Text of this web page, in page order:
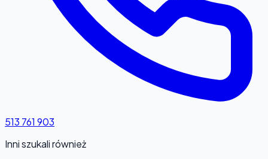
513 761 903
Inni szukali również